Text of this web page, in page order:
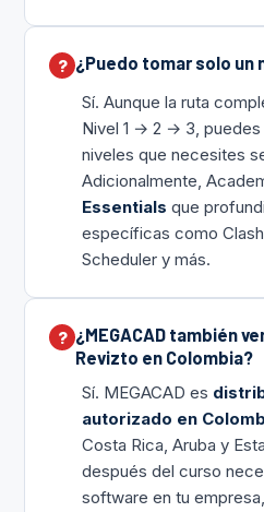
¿Puedo tomar solo un
Sí. Aunque la ruta
Nivel 1 → 2 → 3,
niveles que necesites
Adicionalmente,
Essentials que
específicas como
Scheduler y más.
¿MEGACAD también
Revizto en Colombia?
Sí. MEGACAD es
autorizado en
Costa Rica, Aruba y
después del curso
software en tu